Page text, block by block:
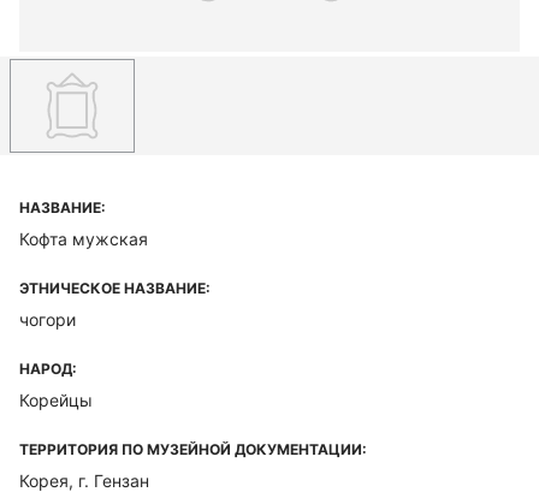
НАЗВАНИЕ:
Кофта мужская
ЭТНИЧЕСКОЕ НАЗВАНИЕ:
чогори
НАРОД:
Корейцы
ТЕРРИТОРИЯ ПО МУЗЕЙНОЙ ДОКУМЕНТАЦИИ:
Корея, г. Гензан